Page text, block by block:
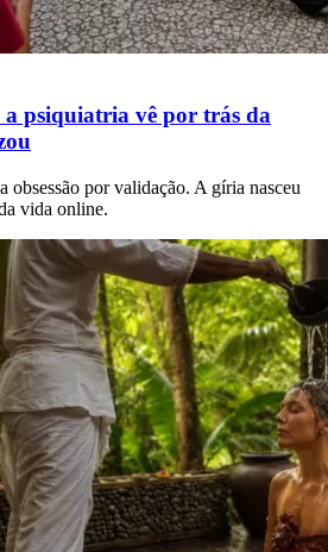
psiquiatria vê por trás da
obsessão por validação. A gíria nasceu
vida online.